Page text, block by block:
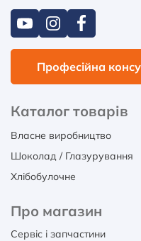
Професійна
Каталог товарів
Власне виробництво
Шоколад / Глазурування
Хлібобулочне
Про магазин
Сервіс і запчастини